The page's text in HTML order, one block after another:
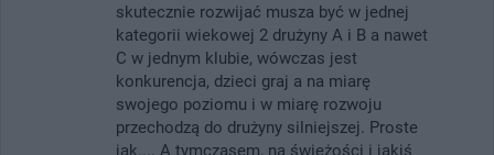
skutecznie rozwijać musza być w jednej
kategorii wiekowej 2 drużyny A i B a nawet
C w jednym klubie, wówczas jest
konkurencja, dzieci graj a na miarę
swojego poziomu i w miarę rozwoju
przechodzą do drużyny silniejszej. Proste
jak.... A tymczasem, na świeżości i jakiś